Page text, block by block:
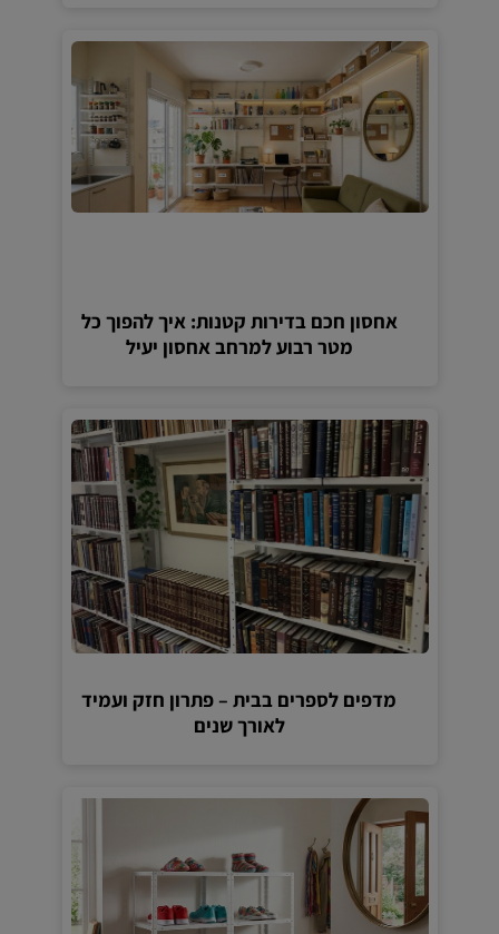
אחסון חכם בדירות קטנות: איך להפוך כל
מטר רבוע למרחב אחסון יעיל
מדפים לספרים בבית – פתרון חזק ועמיד
לאורך שנים